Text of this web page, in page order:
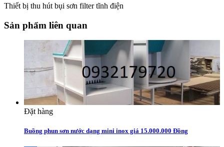
Thiết bị thu hút bụi sơn filter tĩnh điện
Sản phẩm liên quan
Đặt hàng
Buồng phun sơn nước dạng mini inox giá 15.000.000 Đồng